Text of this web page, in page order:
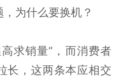
为什么要换机？
求销量”，而消费者
长，这两条本应相交